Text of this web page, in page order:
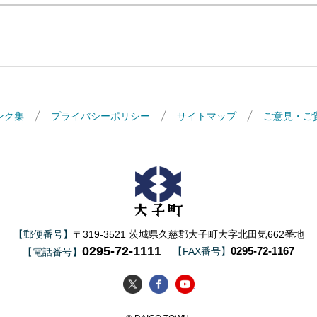
ク集 プライバシーポリシー サイトマップ ご意見・ご
【郵便番号】 〒319-3521 茨城県久慈郡大子町大字北田気662番地
【電話番号】 0295-72-1111 【FAX番号】 0295-72-1167
大子町Twitter
大子町Facebook
大子町YouTube